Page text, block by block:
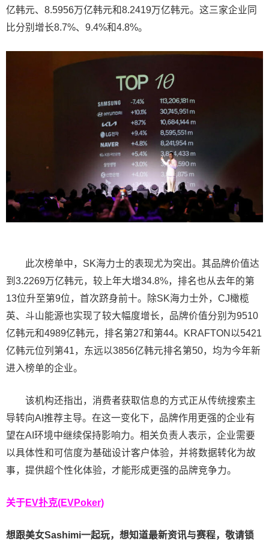
亿韩元、8.5956万亿韩元和8.2419万亿韩元。这三家企业同
比分别增长8.7%、9.4%和4.8%。
此次榜单中，SK海力士的表现尤为突出。其品牌价值达
到3.2269万亿韩元，较上年大增34.8%，排名也从去年的第
13位升至第9位，首次跻身前十。除SK海力士外，CJ橄榄
英、斗山能源也实现了较大幅度增长，品牌价值分别为9510
亿韩元和4989亿韩元，排名第27和第44。KRAFTON以5421
亿韩元位列第41，东远以3856亿韩元排名第50，均为今年新
进入榜单的企业。
该机构还指出，消费者获取信息的方式正从传统搜索主
导转向AI推荐主导。在这一变化下，品牌作用更强的企业有
望在AI环境中继续保持影响力。相关负责人表示，企业需要
以具体性和可信度为基础设计客户体验，并将数据转化为故
事，提供超个性化体验，才能形成更强的品牌竞争力。
关于EV扑克(EVPoker)
想跟美女Sashimi一起玩， 想知道最新资讯与赛程， 敬请锁